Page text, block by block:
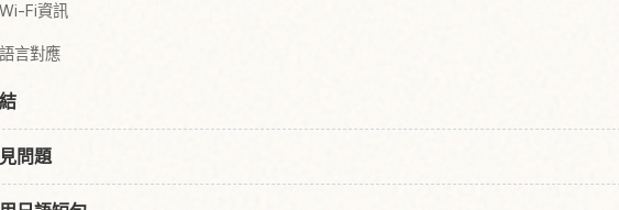
Wi-Fi資訊
語言對應
問題